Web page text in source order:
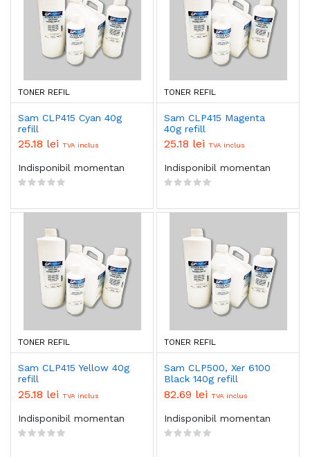
TONER REFIL
Sam CLP415 Cyan 40g
refill
25.18 lei TVA inclus
Indisponibil momentan
TONER REFIL
Sam CLP415 Magenta
40g refill
25.18 lei TVA inclus
Indisponibil momentan
TONER REFIL
Sam CLP415 Yellow 40g
refill
25.18 lei TVA inclus
Indisponibil momentan
TONER REFIL
Sam CLP500, Xer 6100
Black 140g refill
82.69 lei TVA inclus
Indisponibil momentan